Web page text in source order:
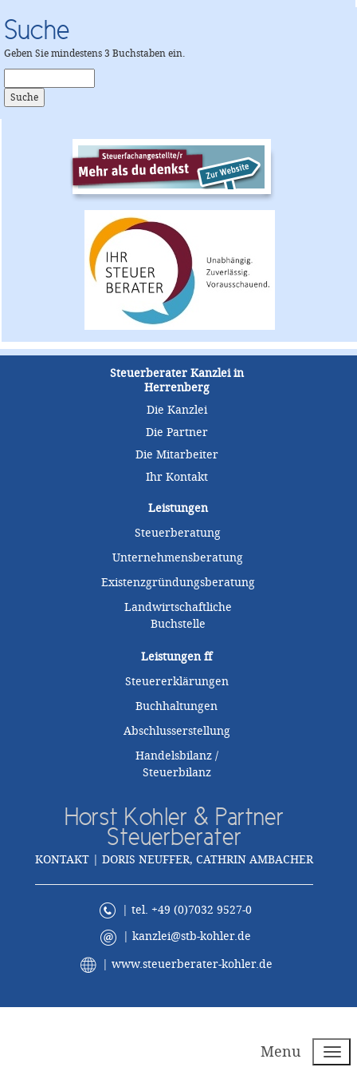
Suche
Geben Sie mindestens 3 Buchstaben ein.
Steuerberater Kanzlei in
Herrenberg
Die Kanzlei
Die Partner
Die Mitarbeiter
Ihr Kontakt
Leistungen
Steuerberatung
Unternehmensberatung
Existenzgründungsberatung
Landwirtschaftliche
Buchstelle
Leistungenff
Steuererklärungen
Buchhaltungen
Abschlusserstellung
Handelsbilanz /
Steuerbilanz
Horst Kohler & Partner
Steuerberater
KONTAKT | DORIS NEUFFER, CATHRIN AMBACHER
| tel. +49 (0)7032 9527-0
| kanzlei@stb-kohler.de
| www.steuerberater-kohler.de
Menu